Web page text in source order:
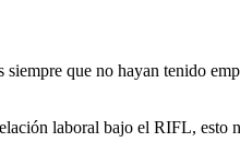
que no hayan tenido
laboral bajo el RIFL,